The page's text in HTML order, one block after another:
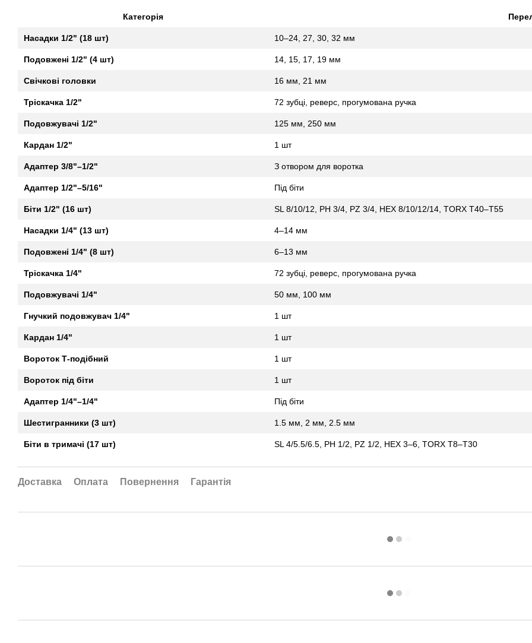
Категорія
Насадки 1/2" (18 шт) 10–24, 27, 30, 32 мм
Подовжені 1/2" (4 шт) 14, 15, 17, 19 мм
Свічкові головки 16 мм, 21 мм
Тріскачка 1/2" 72 зубці, реверс, прогумована ручка
Подовжувачі 1/2" 125 мм, 250 мм
Кардан 1/2" 1 шт
Адаптер 3/8"–1/2" З отвором для воротка
Адаптер 1/2"–5/16" Під біти
Біти 1/2" (16 шт) SL 8/10/12, PH 3/4, PZ 3/4, HEX 8/10/12/14, TORX T40–T55
Насадки 1/4" (13 шт) 4–14 мм
Подовжені 1/4" (8 шт) 6–13 мм
Тріскачка 1/4" 72 зубці, реверс, прогумована ручка
Подовжувачі 1/4" 50 мм, 100 мм
Гнучкий подовжувач 1/4" 1 шт
Кардан 1/4" 1 шт
Вороток Т-подібний 1 шт
Вороток під біти 1 шт
Адаптер 1/4"–1/4" Під біти
Шестигранники (3 шт) 1.5 мм, 2 мм, 2.5 мм
Біти в тримачі (17 шт) SL 4/5.5/6.5, PH 1/2, PZ 1/2, HEX 3–6, TORX T8–T30
Доставка Оплата Повернення Гарантія